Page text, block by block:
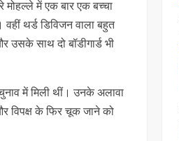
में एक बार एक बच्चा
थर्ड डिविजन वाला बहुत
साथ दो बॉडीगार्ड भी
में मिली थीं। उनके अलावा
विपक्ष के फिर चूक जाने को